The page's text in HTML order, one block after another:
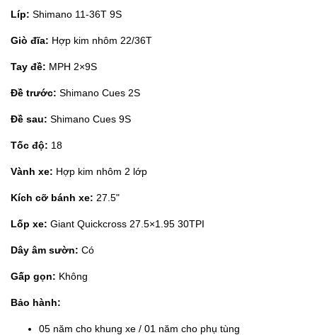
Líp: Shimano 11-36T 9S
Giò đĩa: Hợp kim nhôm 22/36T
Tay đề: MPH 2×9S
Đề trước: Shimano Cues 2S
Đề sau: Shimano Cues 9S
Tốc độ: 18
Vành xe: Hợp kim nhôm 2 lớp
Kích cỡ bánh xe: 27.5"
Lốp xe: Giant Quickcross 27.5×1.95 30TPI
Dây âm sườn: Có
Gấp gọn: Không
Bảo hành:
05 năm cho khung xe / 01 năm cho phụ tùng